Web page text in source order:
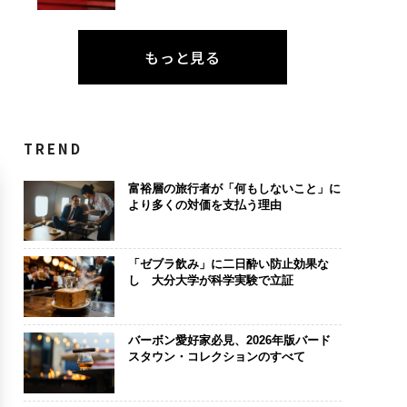
もっと見る
TREND
富裕層の旅行者が「何もしないこと」に
より多くの対価を支払う理由
「ゼブラ飲み」に二日酔い防止効果な
し 大分大学が科学実験で立証
バーボン愛好家必見、2026年版バード
スタウン・コレクションのすべて